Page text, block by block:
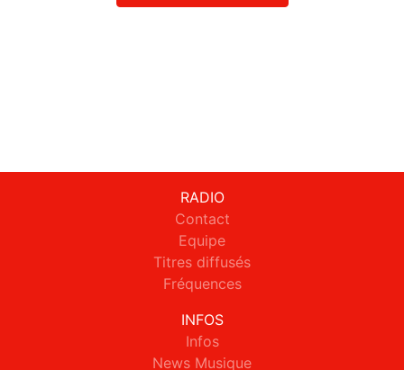
RADIO
Contact
Equipe
Titres diffusés
Fréquences
INFOS
Infos
News Musique